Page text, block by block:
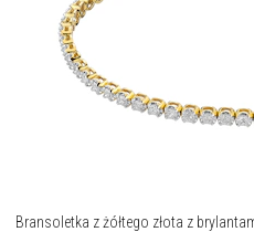
Bransoletka z żółtego złota z